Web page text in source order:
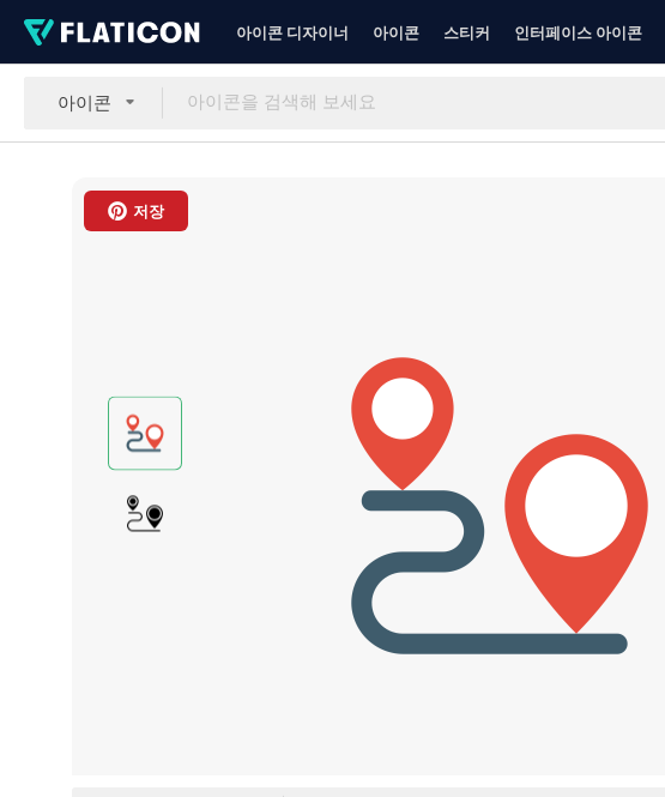
아이콘 디자이너 아이콘 스티커 인터페이스 아이콘
아이콘
저장